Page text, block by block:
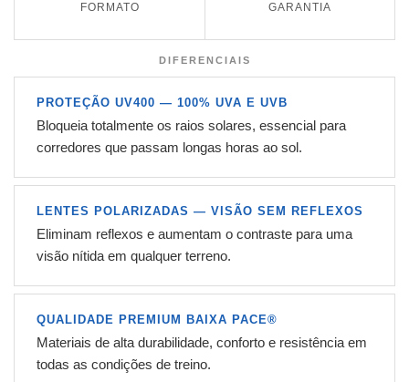
FORMATO GARANTIA
DIFERENCIAIS
PROTEÇÃO UV400 — 100% UVA E UVB
Bloqueia totalmente os raios solares, essencial para
corredores que passam longas horas ao sol.
LENTES POLARIZADAS — VISÃO SEM REFLEXOS
Eliminam reflexos e aumentam o contraste para uma
visão nítida em qualquer terreno.
QUALIDADE PREMIUM BAIXA PACE®
Materiais de alta durabilidade, conforto e resistência em
todas as condições de treino.